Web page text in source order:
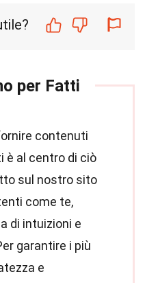
per Fatti
contenuti
è al centro di ciò
sul nostro sito
come te,
di intuizioni e
garantire i più
e